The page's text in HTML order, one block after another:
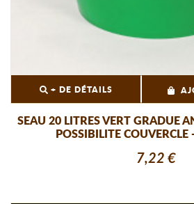
+ DE DÉTAILS
SEAU 20 LITRES VERT GRADUE
POSSIBILITE COUVERCLE
7,22 €